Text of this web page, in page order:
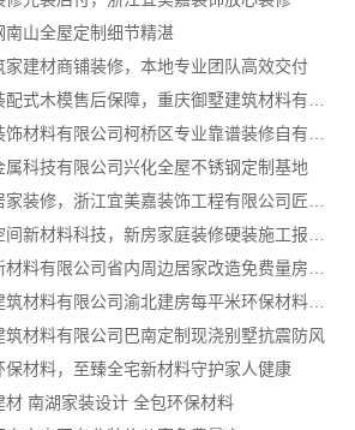
南山全屋定制细节精湛
家建材商铺装修，本地专业团队高效交付
属科技有限公司兴化全屋不锈钢定制基地
重庆御墅建筑材料有限公司渝北建房每平米环保材料价格
筑材料有限公司巴南定制现浇别墅抗震防风
保材料，至臻全宅新材料守护家人健康
材 南湖家装设计 全包环保材料